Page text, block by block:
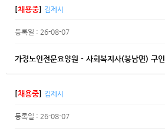
[채용중] 김제시
등록일 : 26-08-07
가정노인전문요양원 - 사회복지사(봉남면) 구인
[채용중] 김제시
등록일 : 26-08-07